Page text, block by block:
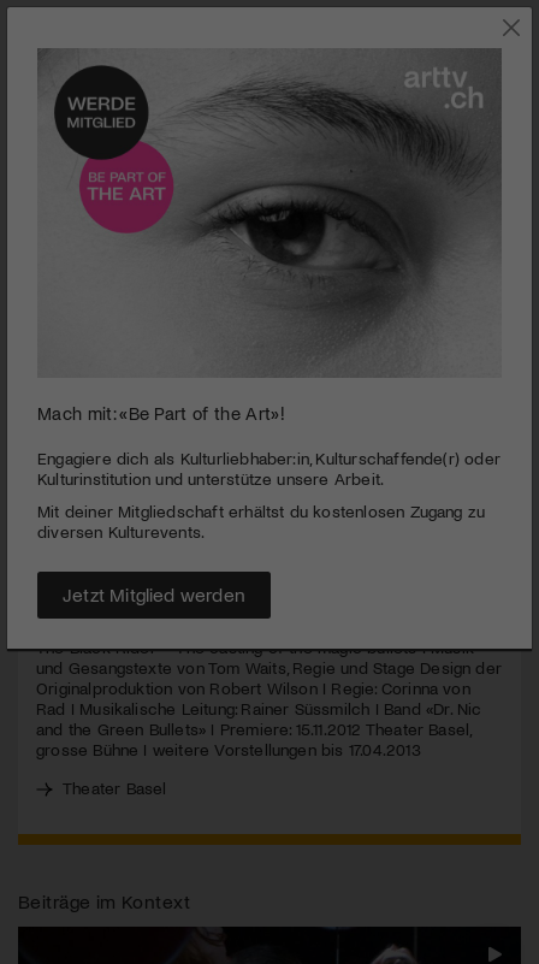
seconds
minutes,
seconds
Theater Basel I The Black Rider
PUBLIZIERT AM 21. JANUAR 2013
«Black Rider» hat es Platz für Michael von der Heide und eine
Guggenmusik. Eine Produktion der Extraklasse!
MEHR
The Black Rider – The casting of the magic bullets I Musik
und Gesangstexte von Tom Waits, Regie und Stage Design der
Originalproduktion von Robert Wilson I Regie: Corinna von
Rad I Musikalische Leitung: Rainer Süssmilch I Band «Dr. Nic
and the Green Bullets» I Premiere: 15.11.2012 Theater Basel,
grosse Bühne I weitere Vorstellungen bis 17.04.2013
Theater Basel
Beiträge im Kontext
Mach mit: «Be Part of the Art»!
Engagiere dich als Kulturliebhaber:in, Kulturschaffende(r) oder
Kulturinstitution und unterstütze unsere Arbeit.
Mit deiner Mitgliedschaft erhältst du kostenlosen Zugang zu
diversen Kulturevents.
Jetzt Mitglied werden